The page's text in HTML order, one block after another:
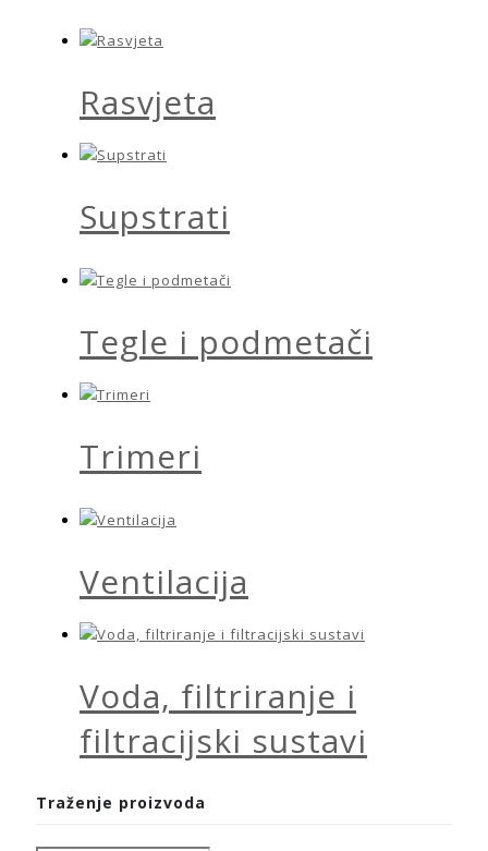
Rasvjeta
Supstrati
Tegle i podmetači
Trimeri
Ventilacija
Voda, filtriranje i
filtracijski sustavi
Traženje proizvoda